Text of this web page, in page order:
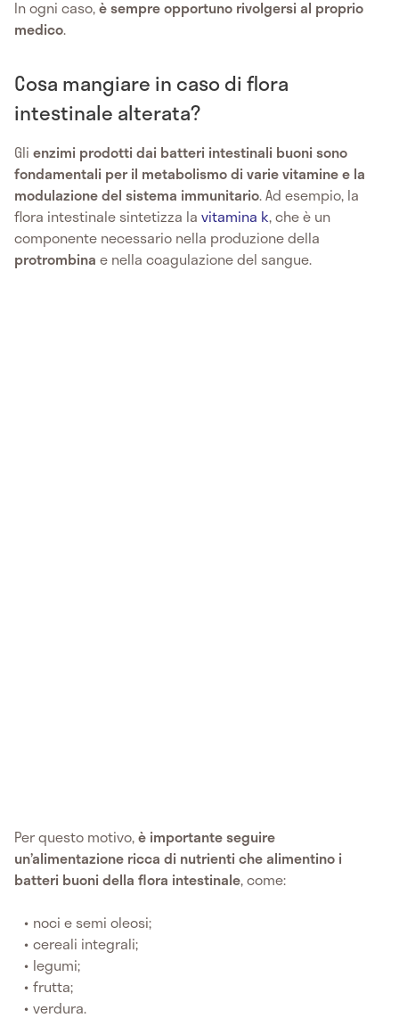
In ogni caso,è sempre opportuno rivolgersi al proprio
medico.
Cosa mangiare in caso di flora
intestinale alterata?
Gli enzimi prodotti dai batteri intestinali buoni sono
fondamentali per il metabolismo di varie vitamine e la
modulazione del sistema immunitario. Ad esempio, la
flora intestinale sintetizza la vitamina k, che è un
componente necessario nella produzione della
protrombina e nella coagulazione del sangue.
Per questo motivo,è importante seguire
un’alimentazione ricca di nutrienti che alimentino i
batteri buoni della flora intestinale, come:
noci e semi oleosi;
cereali integrali;
legumi;
frutta;
verdura.